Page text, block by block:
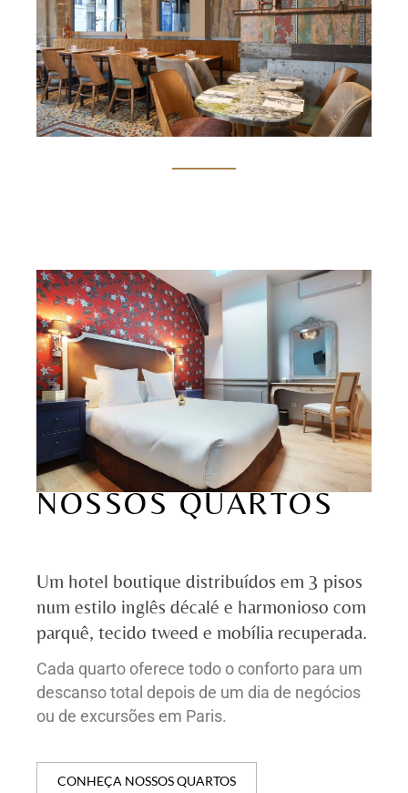
NOSSOS QUARTOS
Um hotel boutique distribuídos em 3 pisos
num estilo inglês décalé e harmonioso com
parquê, tecido tweed e mobília recuperada.
Cada quarto oferece todo o conforto para um
descanso total depois de um dia de negócios
ou de excursões em Paris.
CONHEÇA NOSSOS QUARTOS